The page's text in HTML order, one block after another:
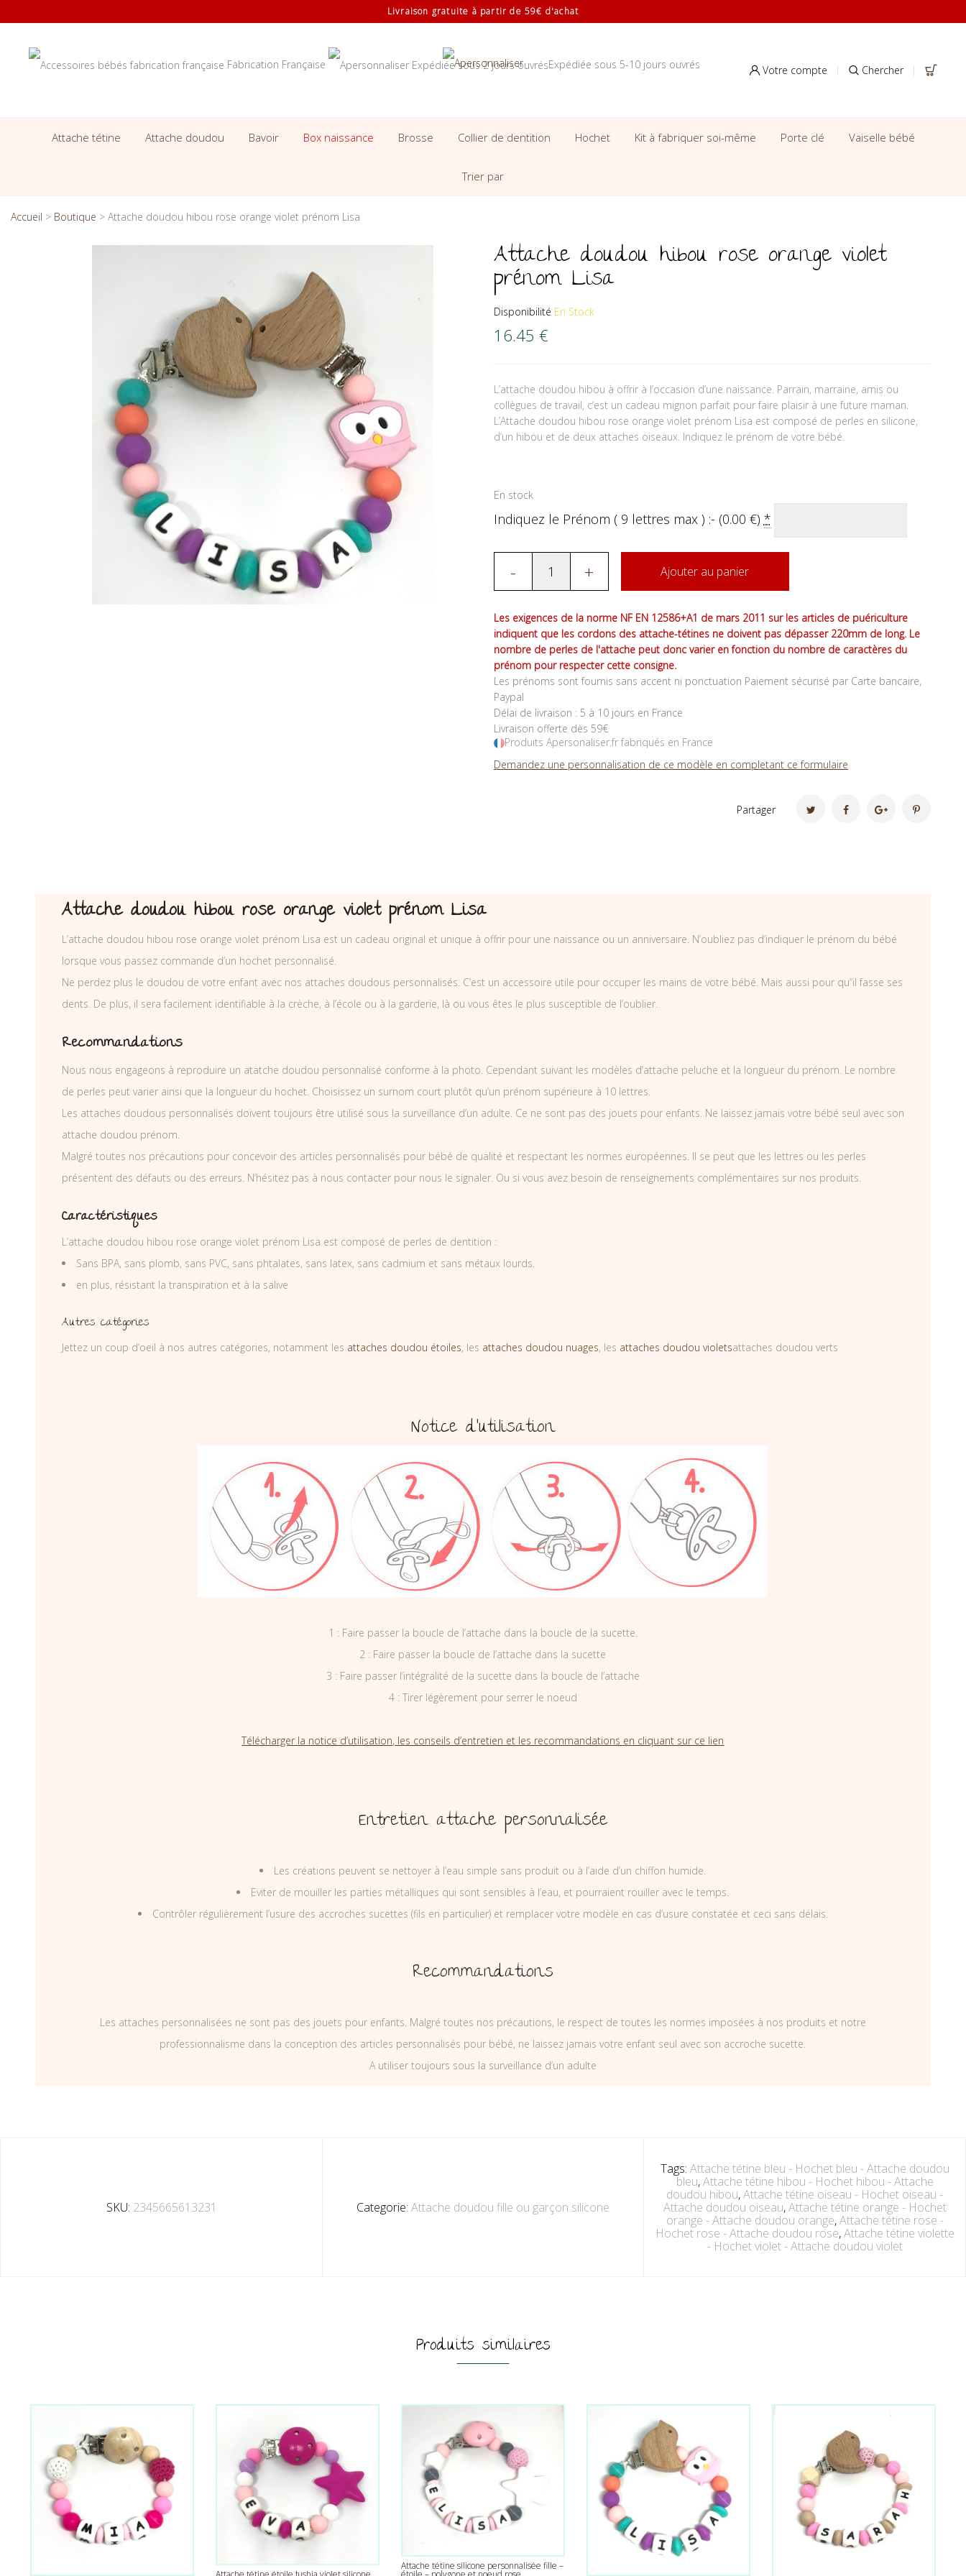
Livraison gratuite à partir de 59€ d'achat
Fabrication Française Expédiée sous 5-10 jours ouvrés Votre compte Chercher
Attache tétine Attache doudou Bavoir Box naissance Brosse Collier de dentition Hochet Kit à fabriquer soi-même Porte clé Vaiselle bébé
Trier par
Accueil > Boutique > Attache doudou hibou rose orange violet prénom Lisa
Attache doudou hibou rose orange violet
prénom Lisa
Disponibilité En Stock
16.45 €
L’attache doudou hibou à offrir à l’occasion d’une naissance. Parrain, marraine, amis ou
collègues de travail, c’est un cadeau mignon parfait pour faire plaisir à une future maman.
L’Attache doudou hibou rose orange violet prénom Lisa est composé de perles en silicone,
d’un hibou et de deux attaches oiseaux. Indiquez le prénom de votre bébé.
En stock
Indiquez le Prénom ( 9 lettres max ) :- (0.00 €) *
- + Ajouter au panier
Les exigences de la norme NF EN 12586+A1 de mars 2011 sur les articles de puériculture
indiquent que les cordons des attache-tétines ne doivent pas dépasser 220mm de long. Le
nombre de perles de l'attache peut donc varier en fonction du nombre de caractères du
prénom pour respecter cette consigne.
Les prénoms sont fournis sans accent ni ponctuation Paiement sécurisé par Carte bancaire,
Paypal
Délai de livraison : 5 à 10 jours en France
Livraison offerte dès 59€
Produits Apersonaliser.fr fabriqués en France
Demandez une personnalisation de ce modèle en completant ce formulaire
Partager
Attache doudou hibou rose orange violet prénom Lisa
L’attache doudou hibou rose orange violet prénom Lisa est un cadeau original et unique à offrir pour une naissance ou un anniversaire. N’oubliez pas d’indiquer le prénom du bébé
lorsque vous passez commande d’un hochet personnalisé.
Ne perdez plus le doudou de votre enfant avec nos attaches doudous personnalisés. C’est un accessoire utile pour occuper les mains de votre bébé. Mais aussi pour qu”il fasse ses
dents. De plus, il sera facilement identifiable à la crèche, à l’école ou à la garderie, là ou vous êtes le plus susceptible de l’oublier.
Recommandations
Nous nous engageons à reproduire un atatche doudou personnalisé conforme à la photo. Cependant suivant les modèles d’attache peluche et la longueur du prénom. Le nombre
de perles peut varier ainsi que la longueur du hochet. Choisissez un surnom court plutôt qu’un prénom supérieure à 10 lettres.
Les attaches doudous personnalisés doivent toujours être utilisé sous la surveillance d’un adulte. Ce ne sont pas des jouets pour enfants. Ne laissez jamais votre bébé seul avec son
attache doudou prénom.
Malgré toutes nos précautions pour concevoir des articles personnalisés pour bébé de qualité et respectant les normes européennes. Il se peut que les lettres ou les perles
présentent des défauts ou des erreurs. N’hésitez pas à nous contacter pour nous le signaler. Ou si vous avez besoin de renseignements complémentaires sur nos produits.
Caractéristiques
L’attache doudou hibou rose orange violet prénom Lisa est composé de perles de dentition :
Sans BPA, sans plomb, sans PVC, sans phtalates, sans latex, sans cadmium et sans métaux lourds.
en plus, résistant la transpiration et à la salive
Autres catégories
Jettez un coup d’oeil à nos autres catégories, notamment les attaches doudou étoiles, les attaches doudou nuages, les attaches doudou violetsattaches doudou verts
Notice d’utilisation
1 : Faire passer la boucle de l’attache dans la boucle de la sucette.
2 : Faire passer la boucle de l’attache dans la sucette
3 : Faire passer l’intégralité de la sucette dans la boucle de l’attache
4 : Tirer légèrement pour serrer le noeud
Télécharger la notice d’utilisation, les conseils d’entretien et les recommandations en cliquant sur ce lien
Entretien attache personnalisée
Les créations peuvent se nettoyer à l’eau simple sans produit ou à l’aide d’un chiffon humide.
Eviter de mouiller les parties métalliques qui sont sensibles à l’eau, et pourraient rouiller avec le temps.
Contrôler régulièrement l’usure des accroches sucettes (fils en particulier) et remplacer votre modèle en cas d’usure constatée et ceci sans délais.
Recommandations
Les attaches personnalisées ne sont pas des jouets pour enfants. Malgré toutes nos précautions, le respect de toutes les normes imposées à nos produits et notre
professionnalisme dans la conception des articles personnalisés pour bébé, ne laissez jamais votre enfant seul avec son accroche sucette.
A utiliser toujours sous la surveillance d’un adulte
SKU: 2345665613231 Categorie: Attache doudou fille ou garçon silicone
Tags: Attache tétine bleu - Hochet bleu - Attache doudou
bleu,Attache tétine hibou - Hochet hibou - Attache
doudou hibou,Attache tétine oiseau - Hochet oiseau -
Attache doudou oiseau,Attache tétine orange - Hochet
orange - Attache doudou orange,Attache tétine rose -
Hochet rose - Attache doudou rose,Attache tétine violette
- Hochet violet - Attache doudou violet
Produits similaires
Attache tétine silicone personnalisée fille –